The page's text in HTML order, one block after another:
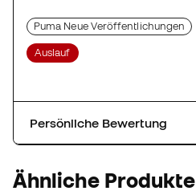
Puma Neue Veröffentlichungen
Auslauf
Persönliche Bewertung
Ähnliche Produkte